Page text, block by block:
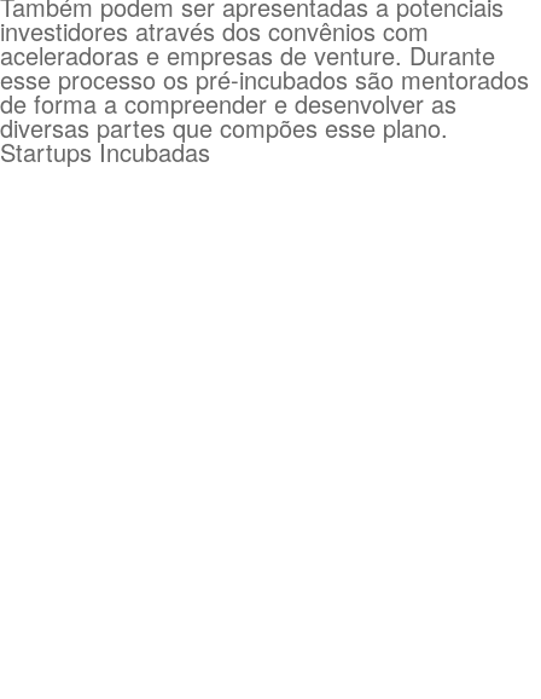
investidores através dos convênios com
aceleradoras e empresas de venture. Durante
esse processo os pré-incubados são mentorados
de forma a compreender e desenvolver as
diversas partes que compões esse plano.
Startups Incubadas